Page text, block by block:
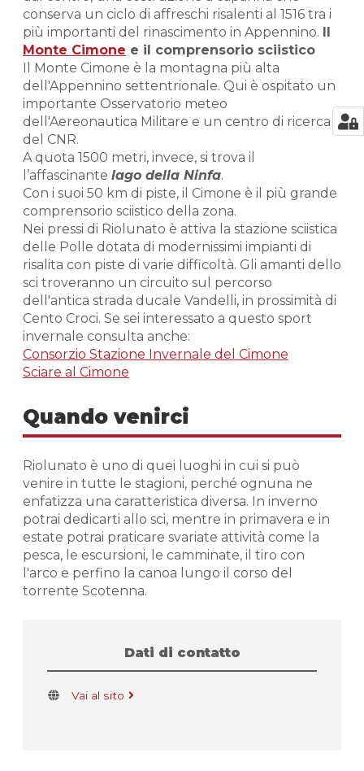
conserva un ciclo di affreschi risalenti al 1516 tra i
più importanti del rinascimento in Appennino. Il
Monte Cimone e il comprensorio sciistico
Il Monte Cimone è la montagna più alta
dell'Appennino settentrionale. Qui è ospitato un
importante Osservatorio meteo
dell'Aereonautica Militare e un centro di ricerca
del CNR.
A quota 1500 metri, invece, si trova il
l’affascinante lago della Ninfa.
Con i suoi 50 km di piste, il Cimone è il più grande
comprensorio sciistico della zona.
Nei pressi di Riolunato è attiva la stazione sciistica
delle Polle dotata di modernissimi impianti di
risalita con piste di varie difficoltà. Gli amanti dello
sci troveranno un circuito sul percorso
dell'antica strada ducale Vandelli, in prossimità di
Cento Croci. Se sei interessato a questo sport
invernale consulta anche:
Consorzio Stazione Invernale del Cimone
Sciare al Cimone
Quando venirci
Riolunato è uno di quei luoghi in cui si può
venire in tutte le stagioni, perché ognuna ne
enfatizza una caratteristica diversa. In inverno
potrai dedicarti allo sci, mentre in primavera e in
estate potrai praticare svariate attività come la
pesca, le escursioni, le camminate, il tiro con
l'arco e perfino la canoa lungo il corso del
torrente Scotenna.
Dati di contatto
Vai al sito